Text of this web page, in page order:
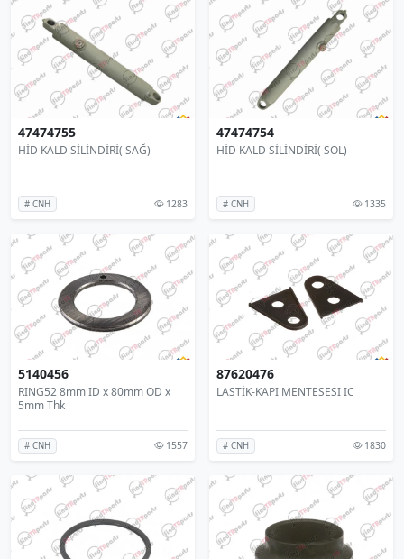
47474755
HİD KALD SİLİNDİRİ( SAĞ)
# CNH 1283
47474754
HİD KALD SİLİNDİRİ( SOL)
# CNH 1335
5140456
RING52 8mm ID x 80mm OD x
5mm Thk
# CNH 1557
87620476
LASTİK-KAPI MENTESESI IC
# CNH 1830